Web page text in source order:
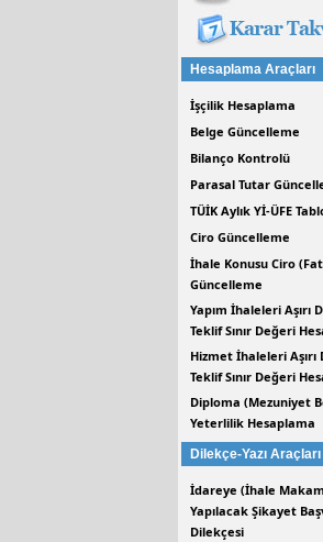
Hesaplama Araçları
İşçilik Hesaplama
Belge Güncelleme
Bilanço Kontrolü
Parasal Tutar
TÜİK Aylık Yİ-ÜFE
Ciro Güncelleme
İhale Konusu Ciro
Güncelleme
Yapım İhaleleri Aşırı
Teklif Sınır Değeri
Hizmet İhaleleri Aşırı
Teklif Sınır Değeri
Diploma (Mezuniyet
Yeterlilik Hesaplama
Dilekçe-Yazı Araçları
İdareye (İhale
Yapılacak Şikayet
Dilekçesi